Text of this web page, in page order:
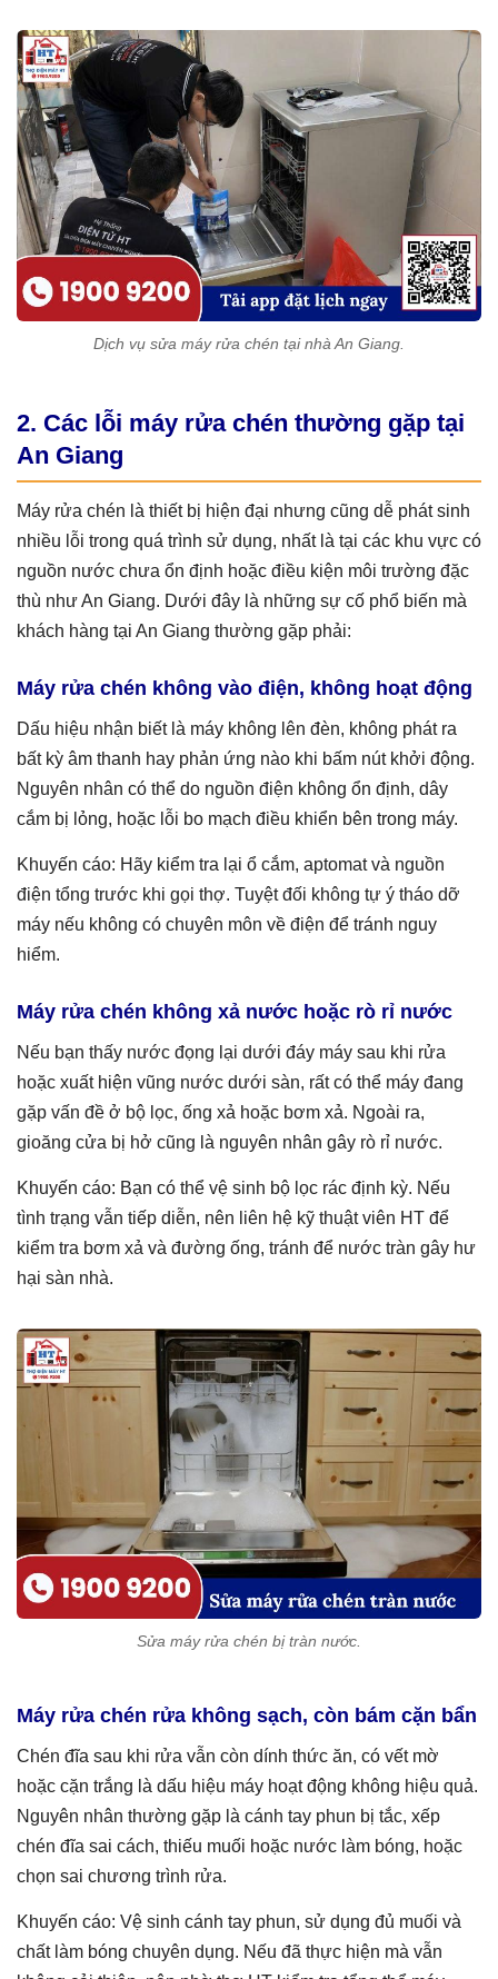
Dịch vụ sửa máy rửa chén tại nhà An Giang.
2. Các lỗi máy rửa chén thường gặp tại
An Giang
Máy rửa chén là thiết bị hiện đại nhưng cũng dễ phát sinh
nhiều lỗi trong quá trình sử dụng, nhất là tại các khu vực có
nguồn nước chưa ổn định hoặc điều kiện môi trường đặc
thù như An Giang. Dưới đây là những sự cố phổ biến mà
khách hàng tại An Giang thường gặp phải:
Máy rửa chén không vào điện, không hoạt động
Dấu hiệu nhận biết là máy không lên đèn, không phát ra
bất kỳ âm thanh hay phản ứng nào khi bấm nút khởi động.
Nguyên nhân có thể do nguồn điện không ổn định, dây
cắm bị lỏng, hoặc lỗi bo mạch điều khiển bên trong máy.
Khuyến cáo: Hãy kiểm tra lại ổ cắm, aptomat và nguồn
điện tổng trước khi gọi thợ. Tuyệt đối không tự ý tháo dỡ
máy nếu không có chuyên môn về điện để tránh nguy
hiểm.
Máy rửa chén không xả nước hoặc rò rỉ nước
Nếu bạn thấy nước đọng lại dưới đáy máy sau khi rửa
hoặc xuất hiện vũng nước dưới sàn, rất có thể máy đang
gặp vấn đề ở bộ lọc, ống xả hoặc bơm xả. Ngoài ra,
gioăng cửa bị hở cũng là nguyên nhân gây rò rỉ nước.
Khuyến cáo: Bạn có thể vệ sinh bộ lọc rác định kỳ. Nếu
tình trạng vẫn tiếp diễn, nên liên hệ kỹ thuật viên HT để
kiểm tra bơm xả và đường ống, tránh để nước tràn gây hư
hại sàn nhà.
Sửa máy rửa chén bị tràn nước.
Máy rửa chén rửa không sạch, còn bám cặn bẩn
Chén đĩa sau khi rửa vẫn còn dính thức ăn, có vết mờ
hoặc cặn trắng là dấu hiệu máy hoạt động không hiệu quả.
Nguyên nhân thường gặp là cánh tay phun bị tắc, xếp
chén đĩa sai cách, thiếu muối hoặc nước làm bóng, hoặc
chọn sai chương trình rửa.
Khuyến cáo: Vệ sinh cánh tay phun, sử dụng đủ muối và
chất làm bóng chuyên dụng. Nếu đã thực hiện mà vẫn